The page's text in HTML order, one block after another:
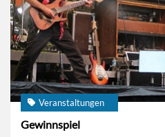
Veranstaltungen
Gewinnspiel